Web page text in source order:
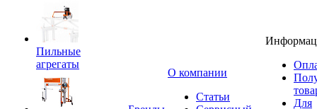
Пильные
агрегаты
O компании
Статьи
Для